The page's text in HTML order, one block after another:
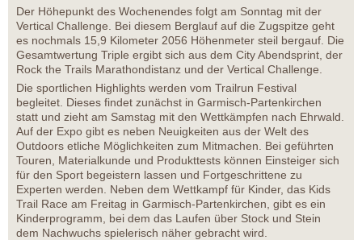
Der Höhepunkt des Wochenendes folgt am Sonntag mit der
Vertical Challenge. Bei diesem Berglauf auf die Zugspitze geht
es nochmals 15,9 Kilometer 2056 Höhenmeter steil bergauf. Die
Gesamtwertung Triple ergibt sich aus dem City Abendsprint, der
Rock the Trails Marathondistanz und der Vertical Challenge.
Die sportlichen Highlights werden vom Trailrun Festival
begleitet. Dieses findet zunächst in Garmisch-Partenkirchen
statt und zieht am Samstag mit den Wettkämpfen nach Ehrwald.
Auf der Expo gibt es neben Neuigkeiten aus der Welt des
Outdoors etliche Möglichkeiten zum Mitmachen. Bei geführten
Touren, Materialkunde und Produkttests können Einsteiger sich
für den Sport begeistern lassen und Fortgeschrittene zu
Experten werden. Neben dem Wettkampf für Kinder, das Kids
Trail Race am Freitag in Garmisch-Partenkirchen, gibt es ein
Kinderprogramm, bei dem das Laufen über Stock und Stein
dem Nachwuchs spielerisch näher gebracht wird.